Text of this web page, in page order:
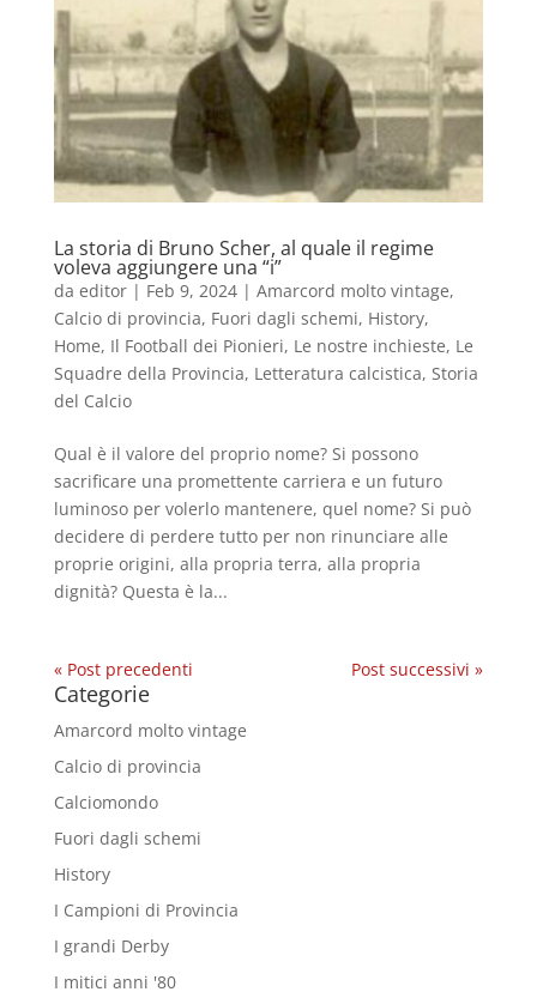
La storia di Bruno Scher, al quale il regime
voleva aggiungere una “i”
da editor| Feb 9, 2024| Amarcord molto vintage,
Calcio di provincia, Fuori dagli schemi, History,
Home, Il Football dei Pionieri, Le nostre inchieste, Le
Squadre della Provincia, Letteratura calcistica, Storia
del Calcio
Qual è il valore del proprio nome? Si possono
sacrificare una promettente carriera e un futuro
luminoso per volerlo mantenere, quel nome? Si può
decidere di perdere tutto per non rinunciare alle
proprie origini, alla propria terra, alla propria
dignità? Questa è la...
« Post precedenti Post successivi »
Categorie
Amarcord molto vintage
Calcio di provincia
Calciomondo
Fuori dagli schemi
History
I Campioni di Provincia
I grandi Derby
I mitici anni '80